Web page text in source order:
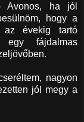
Avonos, ha jól
hogy a
az évekig tartó
egy fájdalmas
nagyon
jól megy a